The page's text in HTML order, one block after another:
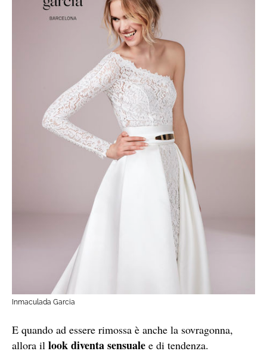
Inmaculada Garcia
E quando ad essere rimossa è anche la sovragonna,
allora il look diventa sensuale e di tendenza.